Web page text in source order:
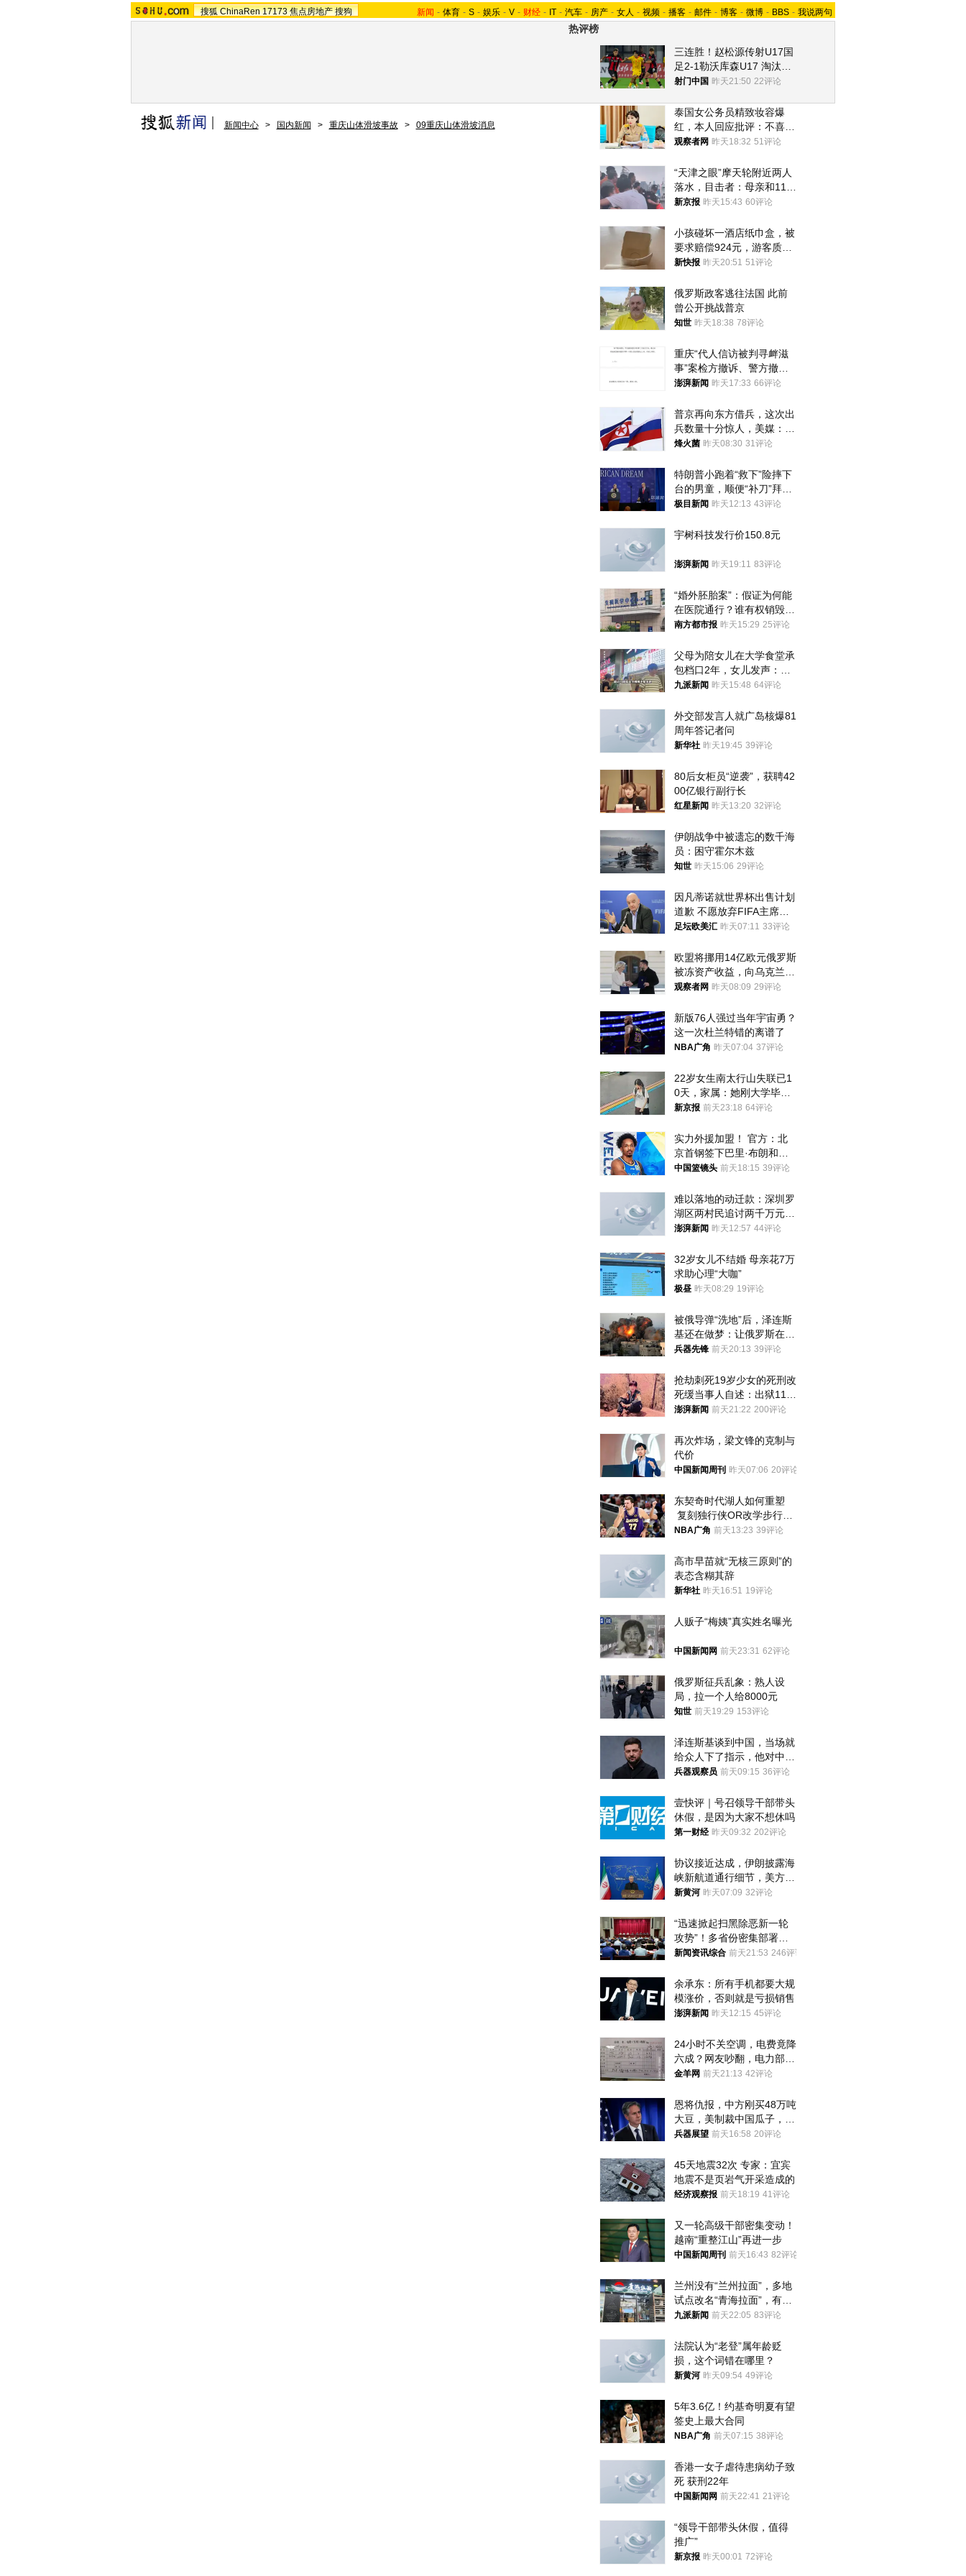
搜狐 ChinaRen 17173 焦点房地产 搜狗 新闻 - 体育 - S - 娱乐 - V - 财经 - IT - 汽车 - 房产 - 女人 - 视频 - 播客 - 邮件 - 博客 - 微博 - BBS - 我说两句
热评榜
三连胜！赵松源传射U17国
足2-1勒沃库森U17 淘汰赛
将战河床
射门中国 昨天21:50 22评论
泰国女公务员精致妆容爆
红，本人回应批评：不喜欢
就别看
观察者网 昨天18:32 51评论
“天津之眼”摩天轮附近两人
落水，目击者：母亲和11岁
儿子先后被打捞上岸
新京报 昨天15:43 60评论
小孩碰坏一酒店纸巾盒，被
要求赔偿924元，游客质疑
酒店房客物品超高标价，市
新快报 昨天20:51 51评论
俄罗斯政客逃往法国 此前
曾公开挑战普京
知世 昨天18:38 78评论
重庆“代人信访被判寻衅滋
事”案检方撤诉、警方撤
案，两被告人获国赔
澎湃新闻 昨天17:33 66评论
普京再向东方借兵，这次出
兵数量十分惊人，美媒：俄
朝要动真格？
烽火菌 昨天08:30 31评论
特朗普小跑着“救下”险摔下
台的男童，顺便“补刀”拜
登：“我可不想他像拜登一
极目新闻 昨天12:13 43评论
宇树科技发行价150.8元
澎湃新闻 昨天19:11 83评论
“婚外胚胎案”：假证为何能
在医院通行？谁有权销毁胚
胎？
南方都市报 昨天15:29 25评论
父母为陪女儿在大学食堂承
包档口2年，女儿发声：初
衷是为了陪伴，毕业后将不
九派新闻 昨天15:48 64评论
外交部发言人就广岛核爆81
周年答记者问
新华社 昨天19:45 39评论
80后女柜员“逆袭”，获聘42
00亿银行副行长
红星新闻 昨天13:20 32评论
伊朗战争中被遗忘的数千海
员：困守霍尔木兹
知世 昨天15:06 29评论
因凡蒂诺就世界杯出售计划
道歉 不愿放弃FIFA主席职
位
足坛欧美汇 昨天07:11 33评论
欧盟将挪用14亿欧元俄罗斯
被冻资产收益，向乌克兰提
供援助
观察者网 昨天08:09 29评论
新版76人强过当年宇宙勇？
这一次杜兰特错的离谱了
NBA广角 昨天07:04 37评论
22岁女生南太行山失联已1
0天，家属：她刚大学毕业
想到山里旅行
新京报 前天23:18 64评论
实力外援加盟！ 官方：北
京首钢签下巴里·布朗和桑
普森
中国篮镜头 前天18:15 39评论
难以落地的动迁款：深圳罗
湖区两村民追讨两千万元动
迁款八年未果
澎湃新闻 昨天12:57 44评论
32岁女儿不结婚 母亲花7万
求助心理“大咖”
极昼 昨天08:29 19评论
被俄导弹“洗地”后，泽连斯
基还在做梦：让俄罗斯在冬
季前求和？
兵器先锋 前天20:13 39评论
抢劫刺死19岁少女的死刑改
死缓当事人自述：出狱11年
间始终刻意躲避被害人家属
澎湃新闻 前天21:22 200评论
再次炸场，梁文锋的克制与
代价
中国新闻周刊 昨天07:06 20评论
东契奇时代湖人如何重塑
复刻独行侠OR改学步行
者？
NBA广角 前天13:23 39评论
高市早苗就“无核三原则”的
表态含糊其辞
新华社 昨天16:51 19评论
人贩子“梅姨”真实姓名曝光
中国新闻网 前天23:31 62评论
俄罗斯征兵乱象：熟人设
局，拉一个人给8000元
知世 前天19:29 153评论
泽连斯基谈到中国，当场就
给众人下了指示，他对中国
和中乌关系，显然又有了新
兵器观察员 前天09:15 36评论
壹快评｜号召领导干部带头
休假，是因为大家不想休吗
第一财经 昨天09:32 202评论
协议接近达成，伊朗披露海
峡新航道通行细节，美方再
提“倒计时”
新黄河 昨天07:09 32评论
“迅速掀起扫黑除恶新一轮
攻势”！多省份密集部署，
公布举报方式
新闻资讯综合 前天21:53 246评论
余承东：所有手机都要大规
模涨价，否则就是亏损销售
澎湃新闻 昨天12:15 45评论
24小时不关空调，电费竟降
六成？网友吵翻，电力部门
回应→
金羊网 前天21:13 42评论
恩将仇报，中方刚买48万吨
大豆，美制裁中国瓜子，布
林肯措辞变了
兵器展望 前天16:58 20评论
45天地震32次 专家：宜宾
地震不是页岩气开采造成的
经济观察报 前天18:19 41评论
又一轮高级干部密集变动！
越南“重整江山”再进一步
中国新闻周刊 前天16:43 82评论
兰州没有“兰州拉面”，多地
试点改名“青海拉面”，有商
家改名已两年
九派新闻 前天22:05 83评论
法院认为“老登”属年龄贬
损，这个词错在哪里？
新黄河 昨天09:54 49评论
5年3.6亿！约基奇明夏有望
签史上最大合同
NBA广角 前天07:15 38评论
香港一女子虐待患病幼子致
死 获刑22年
中国新闻网 前天22:41 21评论
“领导干部带头休假，值得
推广”
新京报 昨天00:01 72评论
新闻中心 > 国内新闻 > 重庆山体滑坡事故 > 09重庆山体滑坡消息